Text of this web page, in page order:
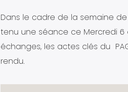
Dans le cadre de la semaine de
tenu une séance ce Mercredi 6
échanges, les actes clés du
rendu.